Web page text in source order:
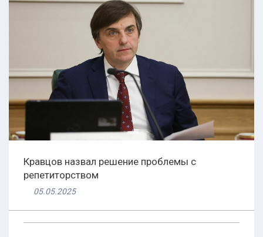
Кравцов назвал решение проблемы с
репетиторством
05.05.2025